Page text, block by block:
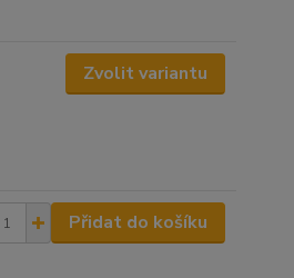
Zvolit variantu
Přidat do košíku